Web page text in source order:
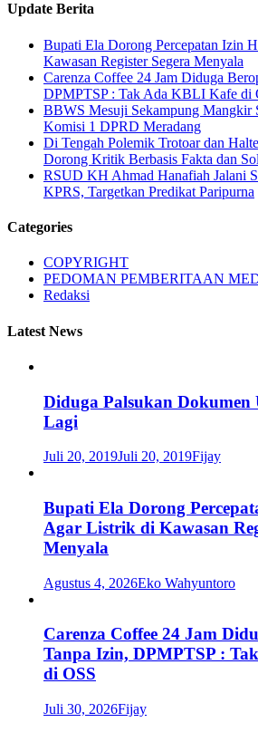
Update Berita
Bupati Ela Dorong Percepatan Izin
Kawasan Register Segera Menyala
Carenza Coffee 24 Jam Diduga
DPMPTSP : Tak Ada KBLI Kafe di
BBWS Mesuji Sekampung Mangkir
Komisi 1 DPRD Meradang
Di Tengah Polemik Trotoar dan
Dorong Kritik Berbasis Fakta dan
RSUD KH Ahmad Hanafiah Jalani
KPRS, Targetkan Predikat Paripurna
Categories
COPYRIGHT
PEDOMAN PEMBERITAAN
Redaksi
Latest News
Diduga Palsukan
Lagi
Juli 20, 2019Juli 20, 2019Fijay
Bupati Ela Dorong
Agar Listrik di Kawasan
Menyala
Agustus 4, 2026Eko Wahyuntoro
Carenza Coffee 24 Jam
Tanpa Izin, DPMPTSP :
di OSS
Juli 30, 2026Fijay